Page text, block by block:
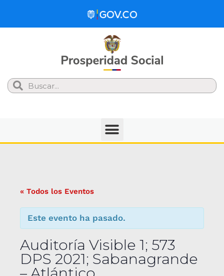
Search
« Todos los Eventos
Este evento ha pasado.
Auditoría Visible 1; 573
DPS 2021; Sabanagrande